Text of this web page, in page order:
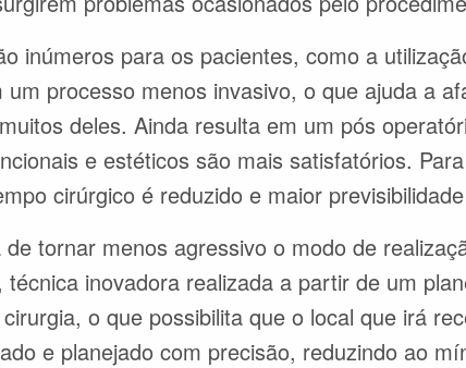
inúmeros para os pacientes, como a
um processo menos invasivo, o que ajuda a
deles. Ainda resulta em um pós
e estéticos são mais satisfatórios.
cirúrgico é reduzido e maior
tornar menos agressivo o modo de
técnica inovadora realizada a partir de um
o que possibilita que o local que irá
e planejado com precisão, reduzindo ao